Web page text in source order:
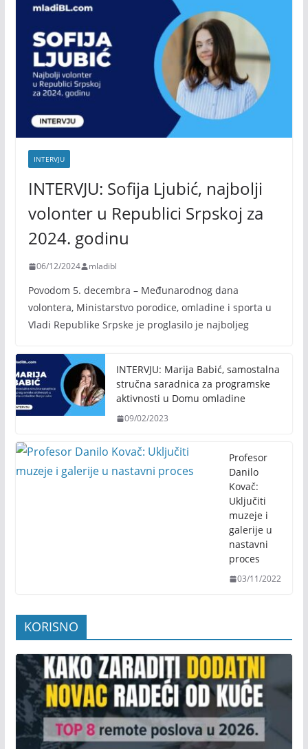
INTERVJU
INTERVJU: Sofija Ljubić, najbolji
volonter u Republici Srpskoj za
2024. godinu
06/12/2024 mladibl
Povodom 5. decembra – Međunarodnog dana
volontera, Ministarstvo porodice, omladine i sporta u
Vladi Republike Srpske je proglasilo je najboljeg
INTERVJU: Marija Babić, samostalna
stručna saradnica za programske
aktivnosti u Domu omladine
09/02/2023
Profesor
Danilo
Kovač:
Uključiti
muzeje i
galerije u
nastavni
proces
03/11/2022
KORISNO